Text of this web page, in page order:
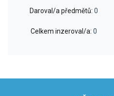
Daroval/a předmětů: 0
Celkem inzeroval/a: 0